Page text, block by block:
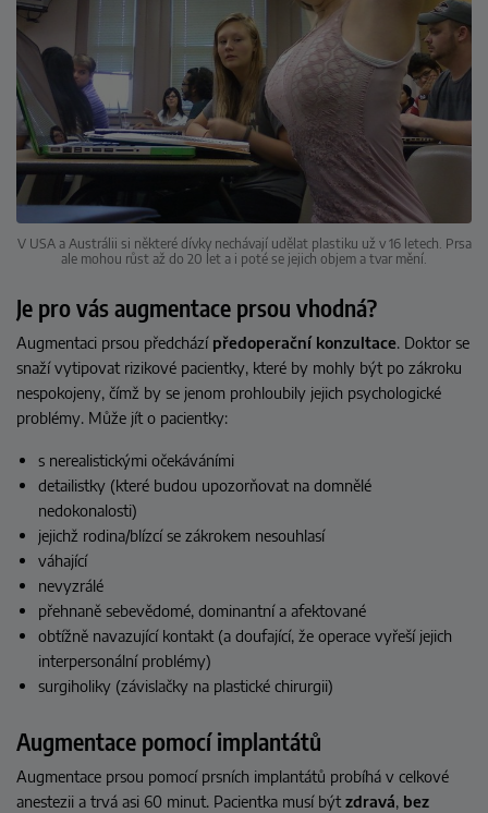
V USA a Austrálii si některé dívky nechávají udělat plastiku už v 16 letech. Prsa
ale mohou růst až do 20 let a i poté se jejich objem a tvar mění.
Je pro vás augmentace prsou vhodná?
Augmentaci prsou předchází předoperační konzultace. Doktor se
snaží vytipovat rizikové pacientky, které by mohly být po zákroku
nespokojeny, čímž by se jenom prohloubily jejich psychologické
problémy. Může jít o pacientky:
s nerealistickými očekáváními
detailistky (které budou upozorňovat na domnělé
nedokonalosti)
jejichž rodina/blízcí se zákrokem nesouhlasí
váhající
nevyzrálé
přehnaně sebevědomé, dominantní a afektované
obtížně navazující kontakt (a doufající, že operace vyřeší jejich
interpersonální problémy)
surgiholiky (závislačky na plastické chirurgii)
Augmentace pomocí implantátů
Augmentace prsou pomocí prsních implantátů probíhá v celkové
anestezii a trvá asi 60 minut. Pacientka musí být zdravá, bez